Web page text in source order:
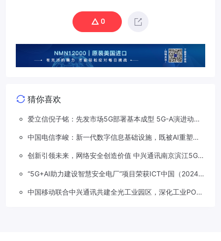
0
猜你喜欢
爱立信倪子铭：先发市场5G部署基本成型 5G-A演进动能
中国电信李峻：新一代数字信息基础设施，既被AI重塑，
创新引领未来，网络安全创造价值 中兴通讯南京滨江5G工
“5G+AI助力建设智慧安全电厂”项目荣获ICT中国（2024）
中国移动联合中兴通讯共建全光工业园区，深化工业PON